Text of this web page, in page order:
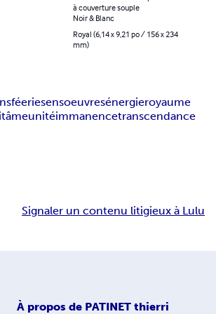
à couverture souple
Noir & Blanc
Royal (6,14 x 9,21 po / 156 x 234
mm)
féeriesensoeuvresénergieroyaume
âmeunitéimmanencetranscendance
Signaler un contenu litigieux à Lulu
À propos de PATINET thierri